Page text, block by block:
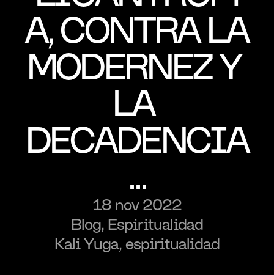
A, CONTRA LA
MODERNEZ Y
LA
DECADENCIA
...
18 nov 2022
Blog, Espiritualidad
Kali Yuga, espiritualidad